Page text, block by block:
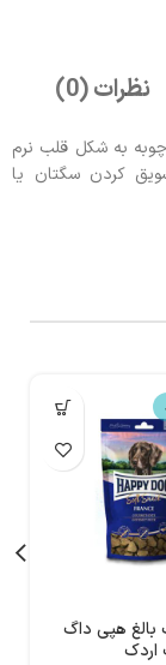
نظرات (0)
به شکل قلب نرم
کردن سگتان یا
هپی داگ